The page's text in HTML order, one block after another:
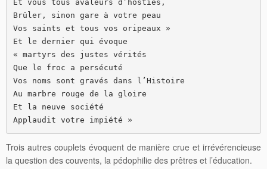
Et vous tous avaleurs d’hosties,
Brûler, sinon gare à votre peau
Vos saints et tous vos oripeaux »
Et le dernier qui évoque
« martyrs des justes vérités
Que le froc a persécuté
Vos noms sont gravés dans l’Histoire
Au marbre rouge de la gloire
Et la neuve société
Applaudit votre impiété »
Trois autres couplets évoquent de manière crue et irrévérencieuse
la question des couvents, la pédophilie des prêtres et l’éducation.